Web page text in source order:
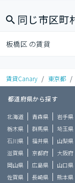
同じ市区町
板橋区 の賃貸
賃貸Canary / 東京都 /
都道府県から探す
北海道 青森県 岩手県
栃木県
群馬県 埼玉県
石川県
福井県 山梨県
滋賀県
京都府 大阪府
岡山県
広島県 山口県
佐賀県
長崎県 熊本県